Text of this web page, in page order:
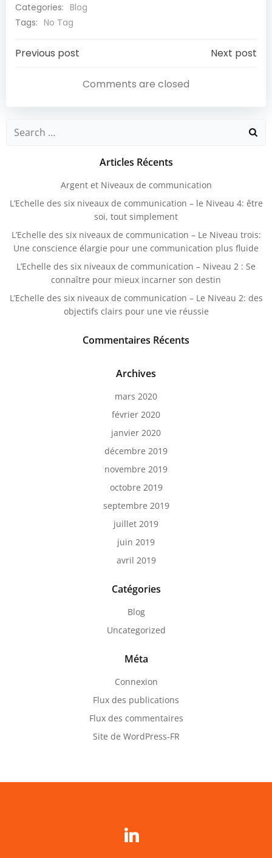
Categories: Blog
Tags: No Tag
Navigation
L’article
Previous post
Navigation
De
L’article
Next post
Comments are closed
Search
Articles Récents
Argent et Niveaux de communication
L’Echelle des six niveaux de communication – le Niveau 4: être
soi, tout simplement
L’Echelle des six niveaux de communication – Le Niveau trois:
Une conscience élargie pour une communication plus fluide
L’Echelle des six niveaux de communication – Niveau 2 : Se
connaître pour mieux incarner son destin
L’Echelle des six niveaux de communication – Le Niveau 2: des
objectifs clairs pour une vie réussie
Commentaires Récents
Archives
mars 2020
février 2020
janvier 2020
décembre 2019
novembre 2019
octobre 2019
septembre 2019
juillet 2019
juin 2019
avril 2019
Catégories
Blog
Uncategorized
Méta
Connexion
Flux des publications
Flux des commentaires
Site de WordPress-FR